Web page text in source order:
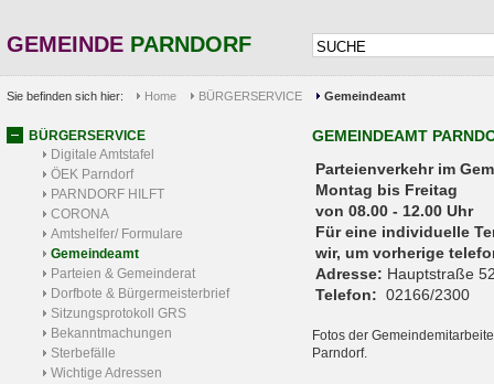
GEMEINDE PARNDORF
Sie befinden sich hier: Home BÜRGERSERVICE Gemeindeamt
BÜRGERSERVICE
Digitale Amtstafel
ÖEK Parndorf
PARNDORF HILFT
CORONA
Amtshelfer/ Formulare
Gemeindeamt
Parteien & Gemeinderat
Dorfbote & Bürgermeisterbrief
Sitzungsprotokoll GRS
Bekanntmachungen
Sterbefälle
Wichtige Adressen
GEMEINDEAMT
Parteienverkehr
Montag bis Freitag
von 08.00 - 12.00 Uhr
Für eine individuelle
wir, um vorherige
Adresse: Hauptstraße
Telefon: 02166/2300
Fotos der
Parndorf.